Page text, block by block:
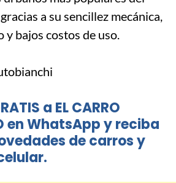
a su sencillez mecánica,
y bajos costos de uso.
a EL CARRO
en WhatsApp y reciba
de carros y